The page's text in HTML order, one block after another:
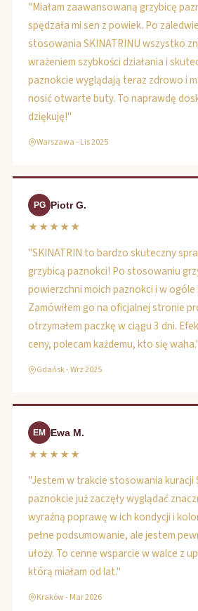
"Miałam zaawansowaną grzybicę
spędzała mi sen z powiek. Po
stosowania SKINATRINU wszystko
wrażeniem szybkości działania i
paznokcie wyglądają teraz zdrowo i
nosić otwarte buty. To naprawdę
dziękuję!"
Warszawa - Lis 2025
PG Piotr G.
★★★★★
"SKINATRIN to bardzo skuteczny
grzybicą paznokci! Po stosowaniu
powierzchni moich paznokci i w ogóle
Zamówiłem go na oficjalnej stronie
otrzymałem paczkę w ciągu 3 dni.
ceny, polecam każdemu, kto się
Gdańsk - Wrz 2025
EM Ewa M.
★★★★★
"Jestem w trakcie stosowania kuracji
paznokcie już zaczęły wyglądać
wyraźną poprawę w ich kondycji i
pełne podsumowanie, ale jestem
ułoży. To cenne wsparcie w walce z
którą miałam od lat."
Kraków - Mar 2026